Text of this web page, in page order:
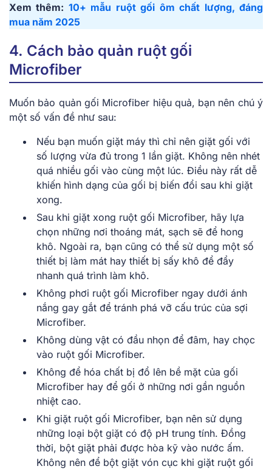
Xem thêm: 10+ mẫu ruột gối ôm chất lượng, đáng
mua năm 2025
4. Cách bảo quản ruột gối
Microfiber
Muốn bảo quản gối Microfiber hiệu quả, bạn nên chú ý
một số vấn đề như sau:
Nếu bạn muốn giặt máy thì chỉ nên giặt gối với
số lượng vừa đủ trong 1 lần giặt. Không nên nhét
quá nhiều gối vào cùng một lúc. Điều này rất dễ
khiến hình dạng của gối bị biến đổi sau khi giặt
xong.
Sau khi giặt xong ruột gối Microfiber, hãy lựa
chọn những nơi thoáng mát, sạch sẽ để hong
khô. Ngoài ra, bạn cũng có thể sử dụng một số
thiết bị làm mát hay thiết bị sấy khô để đẩy
nhanh quá trình làm khô.
Không phơi ruột gối Microfiber ngay dưới ánh
nắng gay gắt để tránh phá vỡ cấu trúc của sợi
Microfiber.
Không dùng vật có đầu nhọn để đâm, hay chọc
vào ruột gối Microfiber.
Không để hóa chất bị đổ lên bề mặt của gối
Microfiber hay để gối ở những nơi gần nguồn
nhiệt cao.
Khi giặt ruột gối Microfiber, bạn nên sử dụng
những loại bột giặt có độ pH trung tính. Đồng
thời, bột giặt phải được hòa kỹ vào nước ấm.
Không nên để bột giặt vón cục khi giặt ruột gối